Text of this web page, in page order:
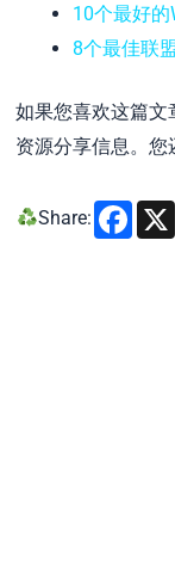
10个最好
8个最佳联
如果您喜欢这篇文
资源分享信息。您
Share: